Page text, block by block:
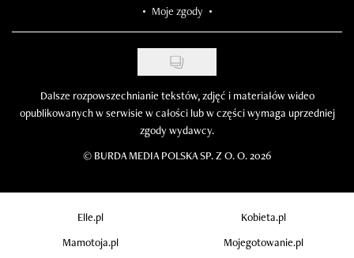
Moje zgody
Dalsze rozpowszechnianie tekstów, zdjęć i materiałów wideo
opublikowanych w serwisie w całości lub w części wymaga uprzedniej
zgody wydawcy.
© BURDA MEDIA POLSKA SP. Z O. O. 2026
Elle.pl
Kobieta.pl
Mamotoja.pl
Mojegotowanie.pl